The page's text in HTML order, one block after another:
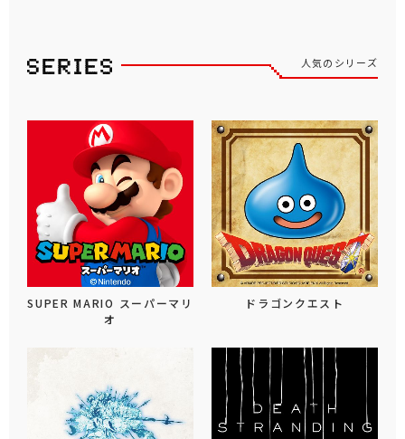
人気のシリーズ
SUPER MARIO スーパーマリ
オ
ドラゴンクエスト